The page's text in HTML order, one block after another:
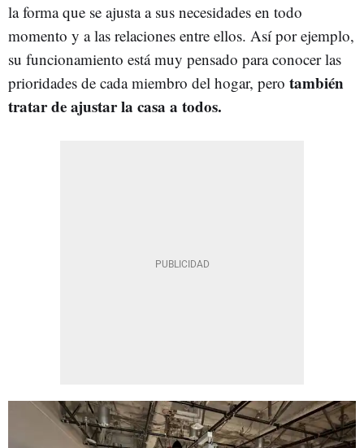
la forma que se ajusta a sus necesidades en todo
momento y a las relaciones entre ellos. Así por ejemplo,
su funcionamiento está muy pensado para conocer las
prioridades de cada miembro del hogar, pero también
tratar de ajustar la casa a todos.